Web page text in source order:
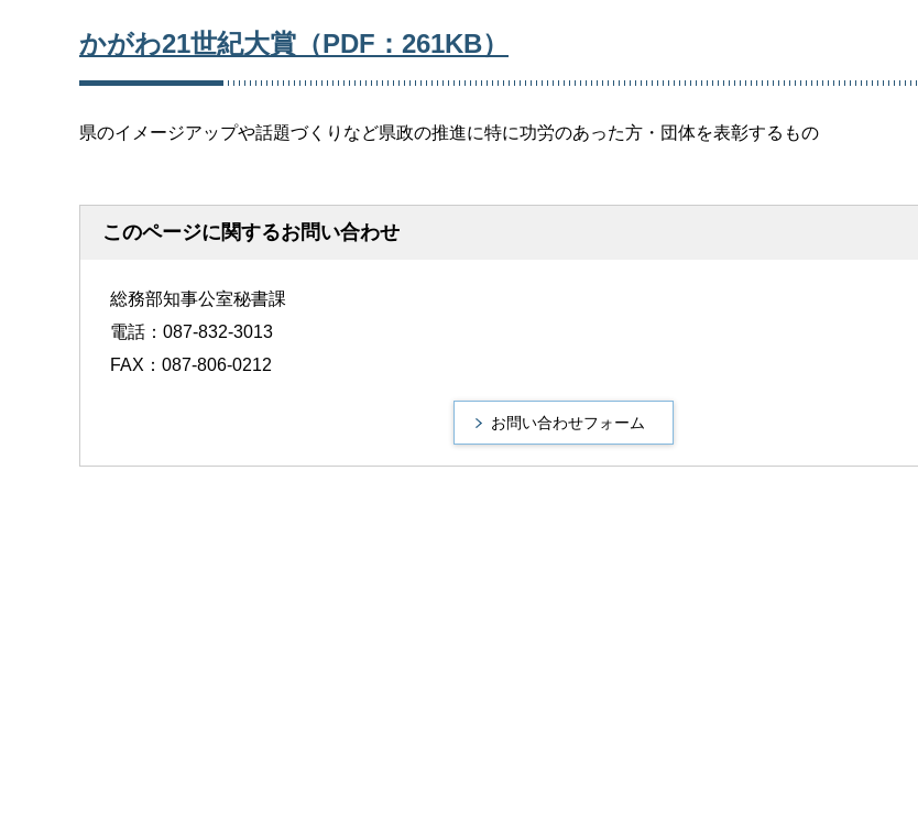
かがわ21世紀大賞（PDF：261KB）
県のイメージアップや話題づくりなど県政の推進に特に功労のあった方・団体を表彰するもの
このページに関するお問い合わせ
総務部知事公室秘書課
電話：087-832-3013
FAX：087-806-0212